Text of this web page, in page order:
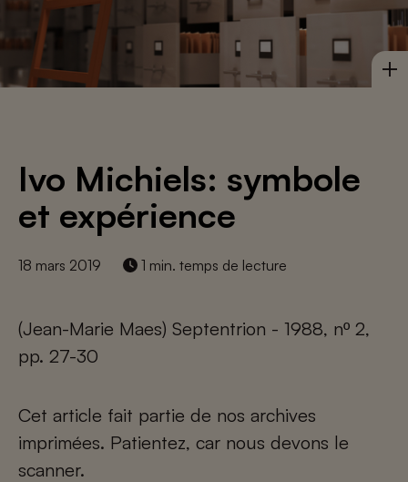
Ivo Michiels: symbole
et expérience
18 mars 2019 1 min. temps de lecture
(Jean-Marie Maes) Septentrion - 1988, nº 2,
pp. 27-30
Cet article fait partie de nos archives
imprimées. Patientez, car nous devons le
scanner.